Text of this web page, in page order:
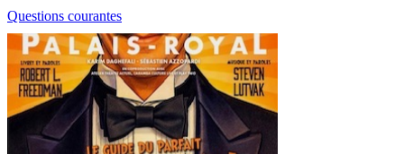
Questions courantes